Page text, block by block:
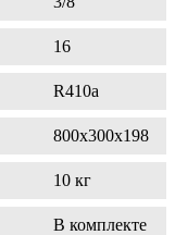
16
R410a
800x300x198
10 кг
В комплекте